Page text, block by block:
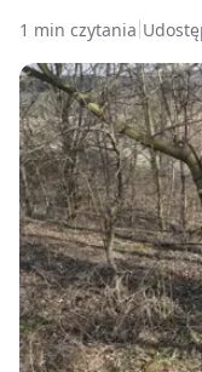
1 min czytania